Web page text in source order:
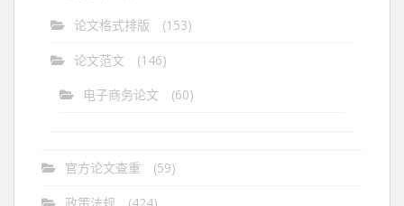
论文格式排版
(153)
论文范文
(146)
电子商务论文
(60)
官方论文查重 (59)